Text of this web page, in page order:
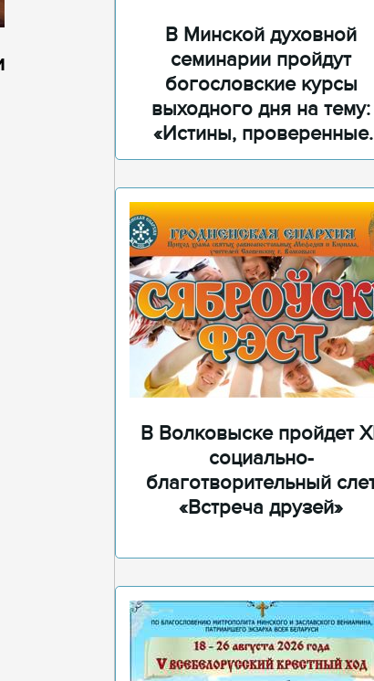
В Минской духовной
семинарии пройдут
богословские курсы
выходного дня на тему:
«Истины, проверенные
временем»
В Волковыске пройдет
социально-
благотворительный
«Встреча друзей»